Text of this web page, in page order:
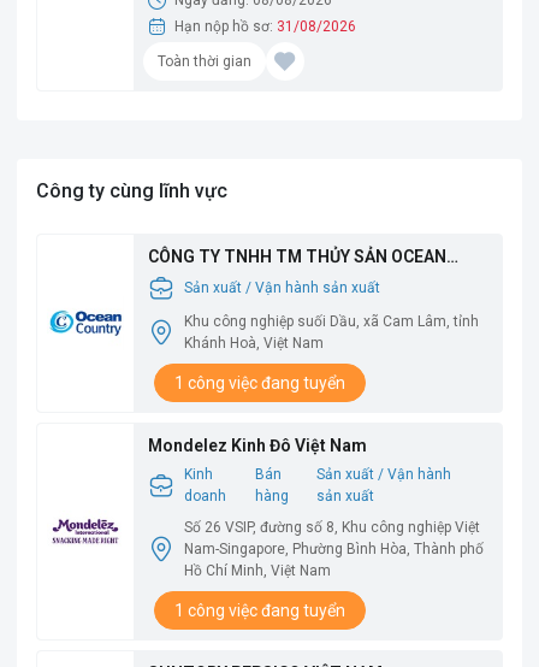
Toàn thời gian
Hạn nộp hồ sơ: 31/08/2026
Công ty cùng lĩnh vực
CÔNG TY TNHH TM THỦY SẢN OCEAN
COUNTRY
Sản xuất / Vận hành sản xuất
Khu công nghiệp suối Dầu, xã Cam Lâm, tỉnh
Khánh Hoà, Việt Nam
1 công việc đang tuyển
Mondelez Kinh Đô Việt Nam
Kinh
doanh
Bán
hàng
Sản xuất / Vận hành
sản xuất
Số 26 VSIP, đường số 8, Khu công nghiệp Việt
Nam-Singapore, Phường Bình Hòa, Thành phố
Hồ Chí Minh, Việt Nam
1 công việc đang tuyển